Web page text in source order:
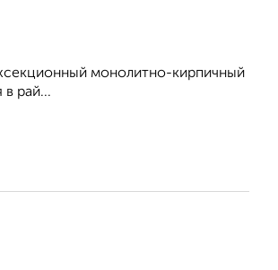
монолитно-кирпичный
рай...